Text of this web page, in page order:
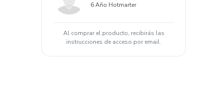
6 Año Hotmarter
Al comprar el producto, recibirás las
instrucciones de acceso por email.